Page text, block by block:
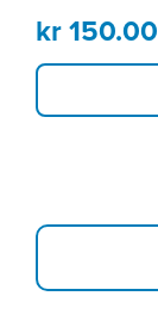
kr150.00